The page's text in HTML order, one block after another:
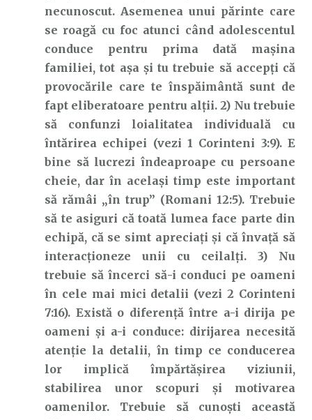
necunoscut. Asemenea unui părinte care
se roagă cu foc atunci când adolescentul
conduce pentru prima dată mașina
familiei, tot așa și tu trebuie să accepți că
provocările care te înspăimântă sunt de
fapt eliberatoare pentru alții. 2) Nu trebuie
să confunzi loialitatea individuală cu
întărirea echipei (vezi 1 Corinteni 3:9). E
bine să lucrezi îndeaproape cu persoane
cheie, dar în același timp este important
să rămâi „în trup” (Romani 12:5). Trebuie
să te asiguri că toată lumea face parte din
echipă, că se simt apreciați și că învață să
interacționeze unii cu ceilalți. 3) Nu
trebuie să încerci să-i conduci pe oameni
în cele mai mici detalii (vezi 2 Corinteni
7:16). Există o diferență între a-i dirija pe
oameni și a-i conduce: dirijarea necesită
atenție la detalii, în timp ce conducerea
lor implică împărtășirea viziunii,
stabilirea unor scopuri și motivarea
oamenilor. Trebuie să cunoști această